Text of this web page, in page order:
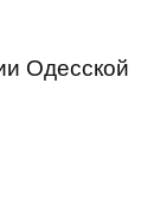
Одесской